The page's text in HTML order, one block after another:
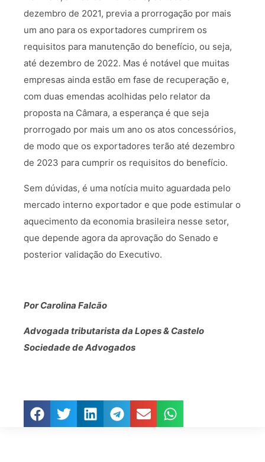
dezembro de 2021, previa a prorrogação por mais
um ano para os exportadores cumprirem os
requisitos para manutenção do benefício, ou seja,
até dezembro de 2022. Mas é notável que muitas
empresas ainda estão em fase de recuperação e,
com duas emendas acolhidas pelo relator da
proposta na Câmara, a esperança é que seja
prorrogado por mais um ano os atos concessórios,
de modo que os exportadores terão até dezembro
de 2023 para cumprir os requisitos do benefício.
Sem dúvidas, é uma notícia muito aguardada pelo
mercado interno exportador e que pode estimular o
aquecimento da economia brasileira nesse setor,
que depende agora da aprovação do Senado e
posterior validação do Executivo.
Por Carolina Falcão
Advogada tributarista da Lopes & Castelo
Sociedade de Advogados